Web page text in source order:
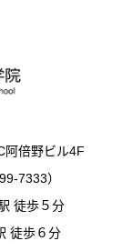
阿倍野ビル4F
7333）
徒歩５分
徒歩６分